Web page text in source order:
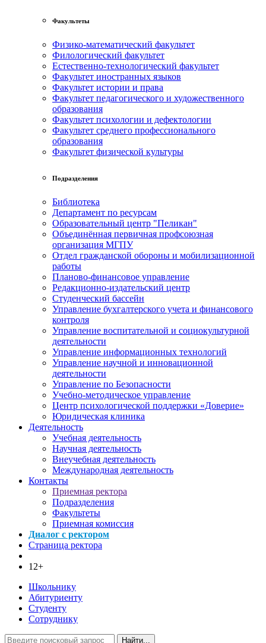
Факультеты
Физико-математический факультет
Филологический факультет
Естественно-технологический факультет
Факультет иностранных языков
Факультет истории и права
Факультет педагогического и художественного
образования
Факультет психологии и дефектологии
Факультет среднего профессионального
образования
Факультет физической культуры
Подразделения
Библиотека
Департамент по ресурсам
Образовательный центр "Пеликан"
Объединённая первичная профсоюзная
организация МГПУ
Отдел гражданской обороны и мобилизационной
работы
Планово-финансовое управление
Редакционно-издательский центр
Студенческий бассейн
Управление бухгалтерского учета и финансового
контроля
Управление воспитательной и социокультурной
деятельности
Управление информационных технологий
Управление научной и инновационной
деятельности
Управление по Безопасности
Учебно-методическое управление
Центр психологической поддержки «Доверие»
Юридическая клиника
Деятельность
Учебная деятельность
Научная деятельность
Внеучебная деятельность
Международная деятельность
Контакты
Приемная ректора
Подразделения
Факультеты
Приемная комиссия
Диалог с ректором
Страница ректора
12+
Школьнику
Абитуриенту
Студенту
Сотруднику
Найти...